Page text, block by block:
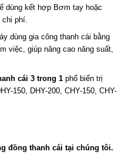
dùng kết hợp Bơm tay hoặc
phí.
dùng gia công thanh cái bằng
việc, giúp nâng cao năng suất,
cái 3 trong 1phổ biến trị
150, DHY-200, CHY-150, CHY-
đồng thanh cái tại chúng tôi.